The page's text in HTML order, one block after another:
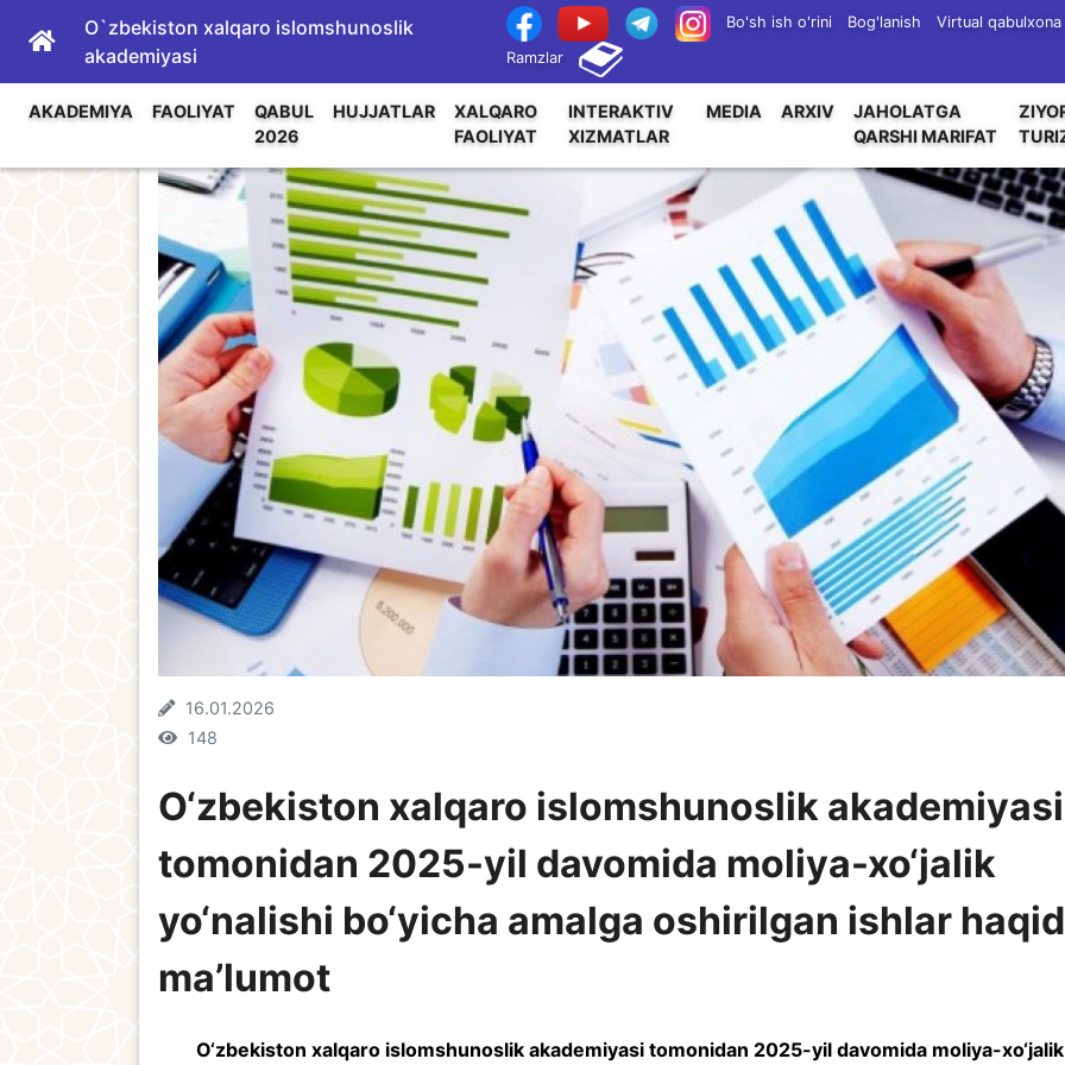
O`zbekiston xalqaro islomshunoslik
akademiyasi
Bo'sh ish o'rini Bog'lanish
Virtual qabulxona
Ramzlar
AKADEMIYA FAOLIYAT
QABUL
2026
HUJJATLAR
XALQARO
FAOLIYAT
INTERAKTIV
XIZMATLAR
MEDIA ARXIV
JAHOLATGA
QARSHI MARIFAT
16.01.2026
148
O‘zbekiston xalqaro islomshunoslik akademiyasi
tomonidan 2025-yil davomida moliya-xo‘jalik
yo‘nalishi bo‘yicha amalga oshirilgan ishlar
ma’lumot
O‘zbekiston xalqaro islomshunoslik akademiyasi tomonidan 2025-yil davomida moliya-xo‘jalik